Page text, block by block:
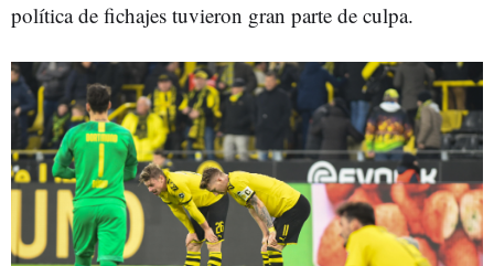
política de fichajes tuvieron gran parte de culpa.